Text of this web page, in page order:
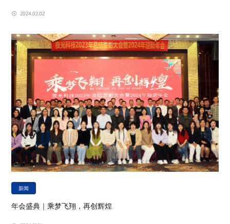
2024.02.02
新闻
年会盛典｜乘梦飞翔，再创辉煌